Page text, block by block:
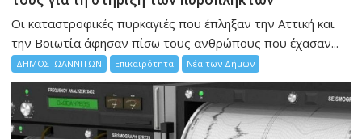
Οι καταστροφικές πυρκαγιές που έπληξαν την Αττική και
την Bοιωτία άφησαν πίσω τους ανθρώπους που έχασαν...
ΔΗΜΟΣ ΙΩΑΝΝΙΤΩΝ Επικαιρότητα Νέα των Δήμων